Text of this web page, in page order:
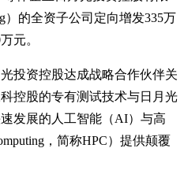
）的全资子公司定向增发335万
元。
投资控股达成战略合作伙伴关
控股的专有测试技术与日月光
发展的人工智能（AI）与高
，简称HPC）提供颠覆